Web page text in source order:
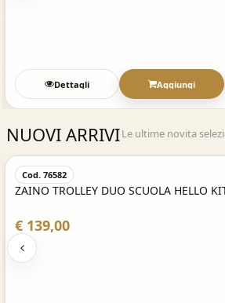
Dettagli Aggiungi
NUOVI ARRIVILe ultime novita
Acquisto Veloce
Cod. 76582
ZAINO TROLLEY DUO SCUOLA HELLO
€ 139,00